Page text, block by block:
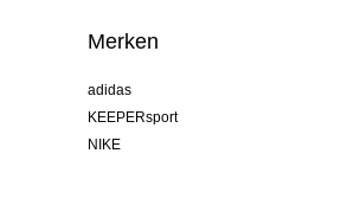
Merken
adidas
KEEPERsport
NIKE